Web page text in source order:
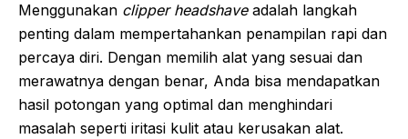
Menggunakan clipper headshaveadalah langkah
penting dalam mempertahankan penampilan rapi dan
percaya diri. Dengan memilih alat yang sesuai dan
merawatnya dengan benar, Anda bisa mendapatkan
hasil potongan yang optimal dan menghindari
masalah seperti iritasi kulit atau kerusakan alat.